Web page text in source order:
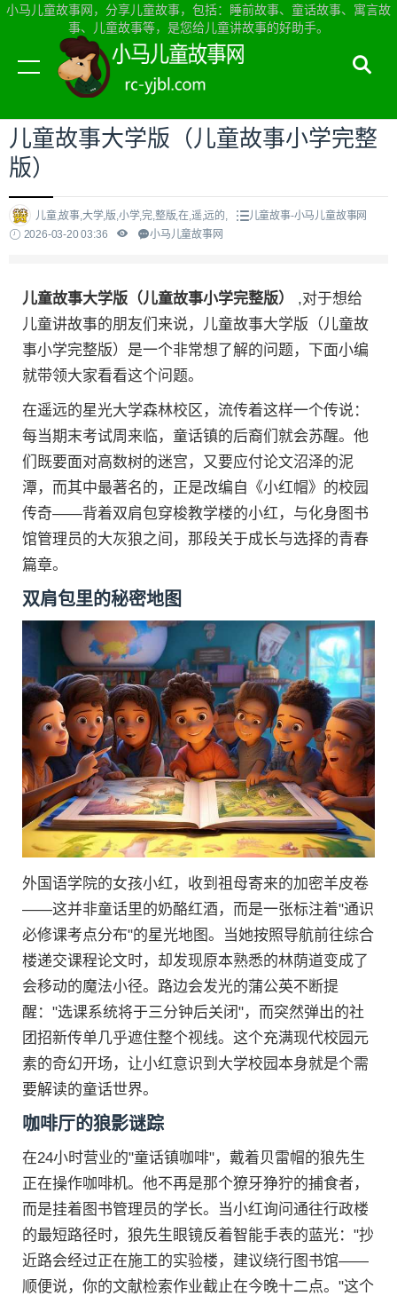
小马儿童故事网，分享儿童故事，包括：睡前故事、童话故事、寓言故
事、儿童故事等，是您给儿童讲故事的好助手。
当前位置：小马儿童故事网首页>儿童故事
儿童故事大学版（儿童故事小学完整
版）
儿童,故事,大学,版,小学,完,整版,在,遥,远的,
儿童故事-小马儿童故事网
2026-03-20 03:36
小马儿童故事网
儿童故事大学版（儿童故事小学完整版） ,对于想给
儿童讲故事的朋友们来说，儿童故事大学版（儿童故
事小学完整版）是一个非常想了解的问题，下面小编
就带领大家看看这个问题。
在遥远的星光大学森林校区，流传着这样一个传说：
每当期末考试周来临，童话镇的后裔们就会苏醒。他
们既要面对高数树的迷宫，又要应付论文沼泽的泥
潭，而其中最著名的，正是改编自《小红帽》的校园
传奇——背着双肩包穿梭教学楼的小红，与化身图书
馆管理员的大灰狼之间，那段关于成长与选择的青春
篇章。
双肩包里的秘密地图
外国语学院的女孩小红，收到祖母寄来的加密羊皮卷
——这并非童话里的奶酪红酒，而是一张标注着"通识
必修课考点分布"的星光地图。当她按照导航前往综合
楼递交课程论文时，却发现原本熟悉的林荫道变成了
会移动的魔法小径。路边会发光的蒲公英不断提
醒："选课系统将于三分钟后关闭"，而突然弹出的社
团招新传单几乎遮住整个视线。这个充满现代校园元
素的奇幻开场，让小红意识到大学校园本身就是个需
要解读的童话世界。
咖啡厅的狼影谜踪
在24小时营业的"童话镇咖啡"，戴着贝雷帽的狼先生
正在操作咖啡机。他不再是那个獠牙狰狞的捕食者，
而是挂着图书管理员的学长。当小红询问通往行政楼
的最短路径时，狼先生眼镜反着智能手表的蓝光："抄
近路会经过正在施工的实验楼，建议绕行图书馆——
顺便说，你的文献检索作业截止在今晚十二点。"这个